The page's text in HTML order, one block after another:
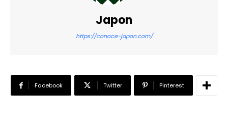
Japon
https://conoce-japon.com/
Facebook Twitter Pinterest